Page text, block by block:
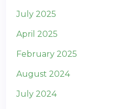
July 2025
April 2025
February 2025
August 2024
July 2024